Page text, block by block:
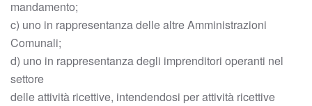
mandamento;
c) uno in rappresentanza delle altre Amministrazioni
Comunali;
d) uno in rappresentanza degli imprenditori operanti nel
settore
delle attività ricettive, intendendosi per attività ricettive